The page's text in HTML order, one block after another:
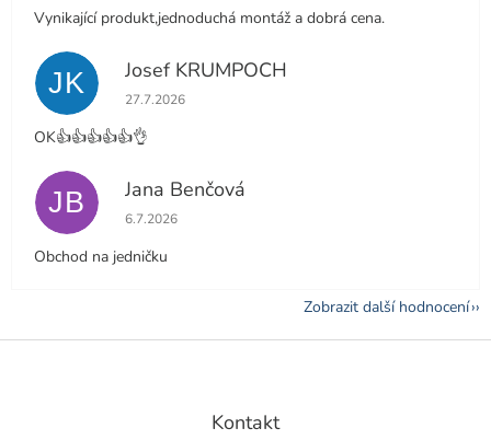
Vynikající produkt,jednoduchá montáž a dobrá cena.
JK Josef KRUMPOCH
Hodnocení obchodu je 5 z 5 hvězdiček.
27.7.2026
OK👍👍👍👍👍👌
JB Jana Benčová
Hodnocení obchodu je 5 z 5 hvězdiček.
6.7.2026
Obchod na jedničku
Zobrazit další hodnocení
Z
Kontakt